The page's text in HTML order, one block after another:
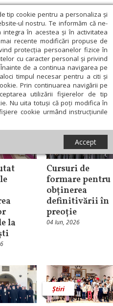
tip cookie pentru a personaliza și
ul nostru. Te informăm că ne-
în acestea și în activitatea
recente modificări propuse de
protecția persoanelor fizice în
cu caracter personal și privind
de a continua navigarea pe
timpul necesar pentru a citi și
Prin continuarea navigării pe
utilizării fişierelor de tip
Nu uita totuși că poți modifica în
cookie urmând instrucțiunile
Accept
la
Cursuri de
formare pentru
obținerea
definitivării în
preoție
04 Iun, 2026
Știri